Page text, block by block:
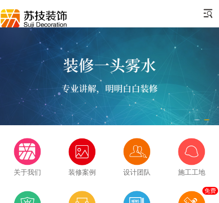
关于我们 装修案例 设计团队 施工工地
免费